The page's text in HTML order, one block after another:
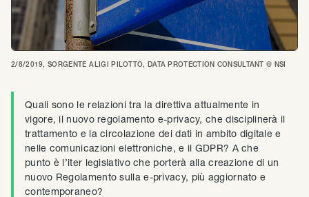
2/8/2019, SORGENTE ALIGI PILOTTO, DATA PROTECTION CONSULTANT @ NSI
Quali sono le relazioni tra la direttiva attualmente in
vigore, il nuovo regolamento e-privacy, che disciplinerà il
trattamento e la circolazione dei dati in ambito digitale e
nelle comunicazioni elettroniche, e il GDPR? A che
punto è l’iter legislativo che porterà alla creazione di un
nuovo Regolamento sulla e-privacy, più aggiornato e
contemporaneo?